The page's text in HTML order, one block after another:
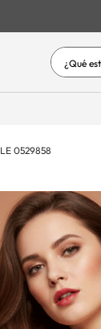
¿Qué
05298582
4.
short
6.
7.
8.